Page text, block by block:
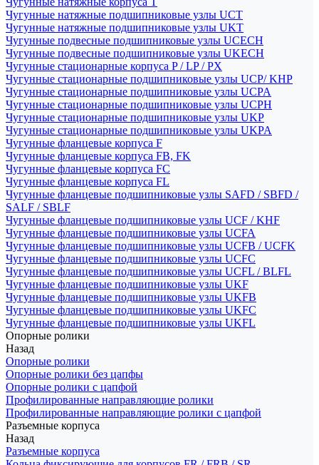
Чугунные натяжные подшипниковые узлы UCT
Чугунные натяжные подшипниковые узлы UKT
Чугунные подвесные подшипниковые узлы UCECH
Чугунные подвесные подшипниковые узлы UKECH
Чугунные стационарные корпуса P / LP / PX
Чугунные стационарные подшипниковые узлы UCP/ KHP
Чугунные стационарные подшипниковые узлы UCPA
Чугунные стационарные подшипниковые узлы UCPH
Чугунные стационарные подшипниковые узлы UKP
Чугунные стационарные подшипниковые узлы UKPA
Чугунные фланцевые корпуса F
Чугунные фланцевые корпуса FB, FK
Чугунные фланцевые корпуса FC
Чугунные фланцевые корпуса FL
Чугунные фланцевые подшипниковые узлы SAFD / SBFD /
SALF / SBLF
Чугунные фланцевые подшипниковые узлы UCF / KHF
Чугунные фланцевые подшипниковые узлы UCFA
Чугунные фланцевые подшипниковые узлы UCFB / UCFK
Чугунные фланцевые подшипниковые узлы UCFC
Чугунные фланцевые подшипниковые узлы UCFL / BLFL
Чугунные фланцевые подшипниковые узлы UKF
Чугунные фланцевые подшипниковые узлы UKFB
Чугунные фланцевые подшипниковые узлы UKFC
Чугунные фланцевые подшипниковые узлы UKFL
Опорные ролики
Назад
Опорные ролики
Опорные ролики без цапфы
Опорные ролики с цапфой
Профилированные направляющие ролики
Профилированные направляющие ролики с цапфой
Разъемные корпуса
Назад
Разъемные корпуса